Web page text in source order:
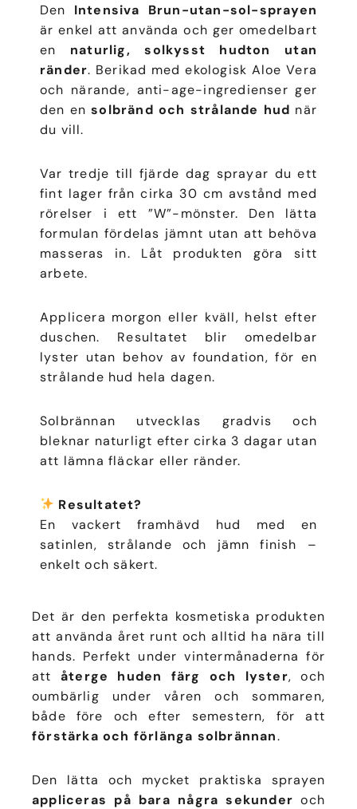
Den Intensiva Brun-utan-sol-sprayen
är enkel att använda och ger omedelbart
en naturlig, solkysst hudton utan
ränder. Berikad med ekologisk Aloe Vera
och närande, anti-age-ingredienser ger
den ensolbränd och strålande hud när
du vill.
Var tredje till fjärde dag sprayar du ett
fint lager från cirka 30 cm avstånd med
rörelser i ett ”W”-mönster. Den lätta
formulan fördelas jämnt utan att behöva
masseras in. Låt produkten göra sitt
arbete.
Applicera morgon eller kväll, helst efter
duschen. Resultatet blir omedelbar
lyster utan behov av foundation, för en
strålande hud hela dagen.
Solbrännan utvecklas gradvis och
bleknar naturligt efter cirka 3 dagar utan
att lämna fläckar eller ränder.
Resultatet?
En vackert framhävd hud med en
satinlen, strålande och jämn finish –
enkelt och säkert.
Det är den perfekta kosmetiska produkten
att använda året runt och alltid ha nära till
hands. Perfekt under vintermånaderna för
att återge huden färg och lyster, och
oumbärlig under våren och sommaren,
både före och efter semestern, för att
förstärka och förlänga solbrännan.
Den lätta och mycket praktiska sprayen
appliceras på bara några sekunder och